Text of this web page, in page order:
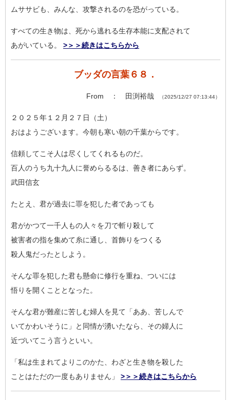
ムササビも、みんな、攻撃されるのを恐がっている。
すべての生き物は、死から逃れる生存本能に支配されて
あがいている。 >＞＞続きはこちらから
ブッダの言葉６８．
From ： 田渕裕哉 （2025/12/27 07:13:44）
２０２５年１２月２７日（土）
おはようございます。今朝も寒い朝の千葉からです。
信頼してこそ人は尽くしてくれるものだ。
百人のうち九十九人に誉めらるるは、善き者にあらず。
武田信玄
たとえ、君が過去に罪を犯した者であっても
君がかつて一千人もの人々を刀で斬り殺して
被害者の指を集めて糸に通し、首飾りをつくる
殺人鬼だったとしよう。
そんな罪を犯した君も懸命に修行を重ね、ついには
悟りを開くこととなった。
そんな君が難産に苦しむ婦人を見て「ああ、苦しんで
いてかわいそうに」と同情が湧いたなら、その婦人に
近づいてこう言うといい。
「私は生まれてよりこのかた、わざと生き物を殺した
ことはただの一度もありません」 >＞＞続きはこちらから